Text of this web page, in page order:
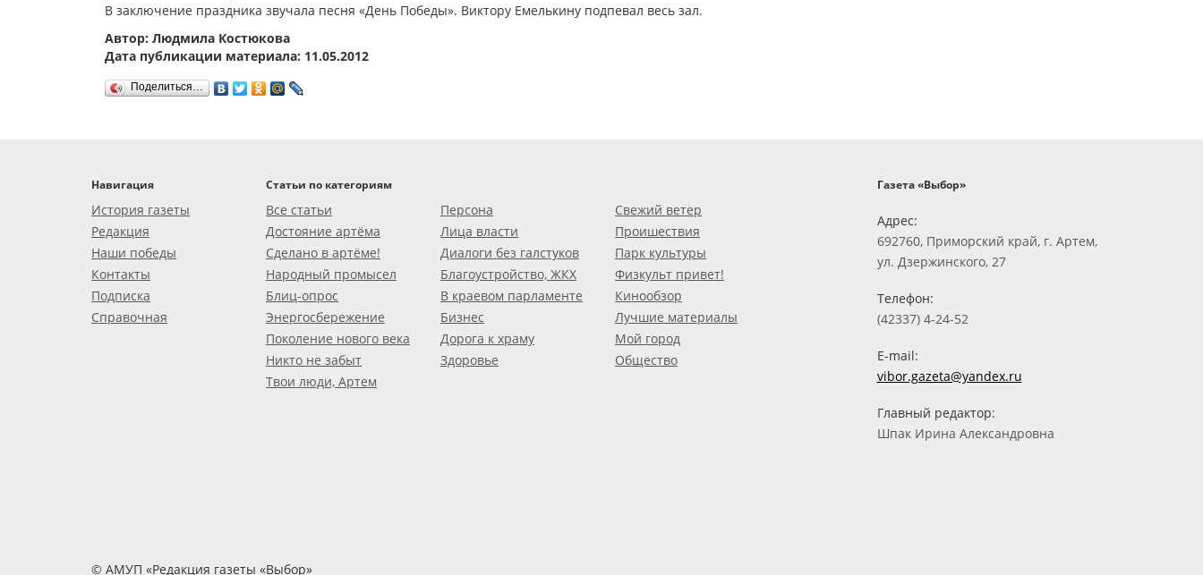
В заключение праздника звучала песня «День Победы». Виктору Емелькину подпевал весь зал.
Автор: Людмила Костюкова
Дата публикации материала: 11.05.2012
Поделиться…
Навигация
История газеты
Редакция
Наши победы
Контакты
Подписка
Справочная
Статьи по категориям
Все статьи
Достояние артёма
Сделано в артёме!
Народный промысел
Блиц-опрос
Энергосбережение
Поколение нового века
Никто не забыт
Твои люди, Артем
Персона
Лица власти
Диалоги без галстуков
Благоустройство, ЖКХ
В краевом парламенте
Бизнес
Дорога к храму
Здоровье
Свежий ветер
Проишествия
Парк культуры
Физкульт привет!
Кинообзор
Лучшие материалы
Мой город
Общество
Газета «Выбор»
Адрес:
692760, Приморский край, г. Артем,
ул. Дзержинского, 27
Телефон:
(42337) 4-24-52
E-mail:
vibor.gazeta@yandex.ru
Главный редактор:
Шпак Ирина Александровна
© АМУП «Редакция газеты «Выбор»